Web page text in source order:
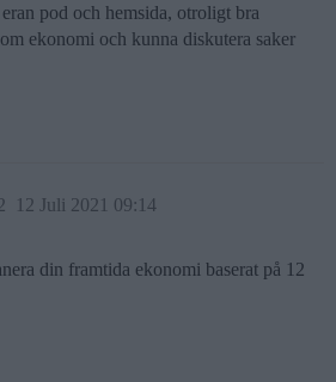
pod och hemsida, otroligt bra
ekonomi och kunna diskutera saker
12 Juli 2021 09:14
din framtida ekonomi baserat på 12